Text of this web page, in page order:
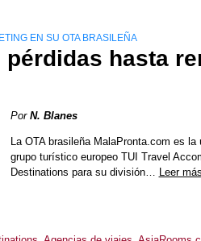
EN SU OTA BRASILEÑA
pérdidas hasta
Por N. Blanes
La OTA brasileña MalaPronta.com es la
grupo turístico europeo TUI Travel
Destinations para su división… Leer más